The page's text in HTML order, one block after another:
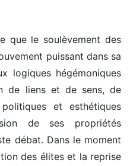
que le soulèvement des
puissant dans sa
logiques hégémoniques
de liens et de sens, de
politiques et esthétiques
de ses propriétés
débat. Dans le moment
des élites et la reprise